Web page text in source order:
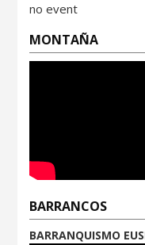
no event
MONTAÑA
BARRANCOS
BARRANQUISMO